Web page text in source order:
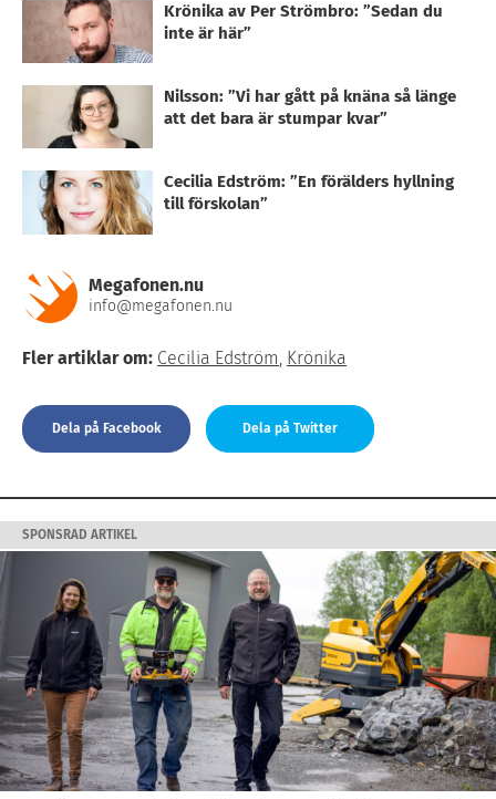
Krönika av Per Strömbro: ”Sedan du
inte är här”
Nilsson: ”Vi har gått på knäna så länge
att det bara är stumpar kvar”
Cecilia Edström: ”En förälders hyllning
till förskolan”
Megafonen.nu
info@megafonen.nu
Fler artiklar om: Cecilia Edström Krönika
Dela på Facebook Dela på Twitter
SPONSRAD ARTIKEL